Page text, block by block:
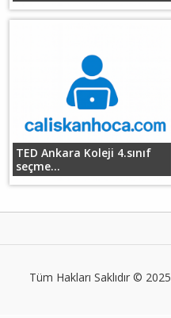
TED Ankara Koleji 4.sınıf
seçme...
Tüm Hakları Saklıdır © 2025